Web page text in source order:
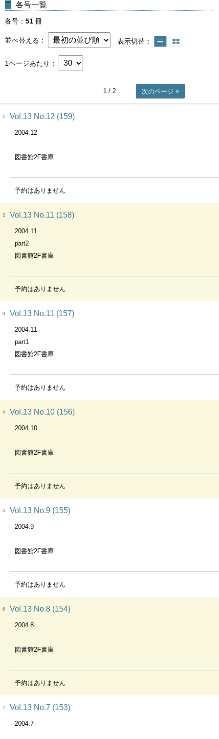
各号一覧
各号 51 冊
並べ替える 表示切替
1ページあたり
1 / 2 次のページ
1 Vol.13 No.12 (159)
2004.12
図書館2F書庫
予約はありません
2 Vol.13 No.11 (158)
2004.11
part2
図書館2F書庫
予約はありません
3 Vol.13 No.11 (157)
2004.11
part1
図書館2F書庫
予約はありません
4 Vol.13 No.10 (156)
2004.10
図書館2F書庫
予約はありません
5 Vol.13 No.9 (155)
2004.9
図書館2F書庫
予約はありません
6 Vol.13 No.8 (154)
2004.8
図書館2F書庫
予約はありません
7 Vol.13 No.7 (153)
2004.7